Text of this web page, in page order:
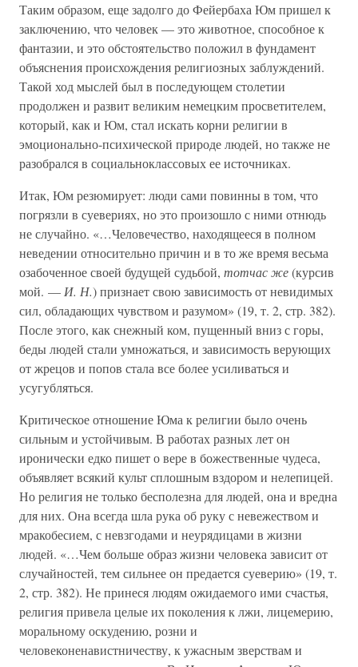
Таким образом, еще задолго до Фейербаха Юм пришел к
заключению, что человек — это животное, способное к
фантазии, и это обстоятельство положил в фундамент
объяснения происхождения религиозных заблуждений.
Такой ход мыслей был в последующем столетии
продолжен и развит великим немецким просветителем,
который, как и Юм, стал искать корни религии в
эмоционально-психической природе людей, но также не
разобрался в социальноклассовых ее источниках.
Итак, Юм резюмирует: люди сами повинны в том, что
погрязли в суевериях, но это произошло с ними отнюдь
не случайно. «…Человечество, находящееся в полном
неведении относительно причин и в то же время весьма
озабоченное своей будущей судьбой, тотчас же(курсив
мой. — И. Н.) признает свою зависимость от невидимых
сил, обладающих чувством и разумом» (19, т. 2, стр. 382).
После этого, как снежный ком, пущенный вниз с горы,
беды людей стали умножаться, и зависимость верующих
от жрецов и попов стала все более усиливаться и
усугубляться.
Критическое отношение Юма к религии было очень
сильным и устойчивым. В работах разных лет он
иронически едко пишет о вере в божественные чудеса,
объявляет всякий культ сплошным вздором и нелепицей.
Но религия не только бесполезна для людей, она и вредна
для них. Она всегда шла рука об руку с невежеством и
мракобесием, с невзгодами и неурядицами в жизни
людей. «…Чем больше образ жизни человека зависит от
случайностей, тем сильнее он предается суеверию» (19, т.
2, стр. 382). Не принеся людям ожидаемого ими счастья,
религия привела целые их поколения к лжи, лицемерию,
моральному оскудению, розни и
человеконенавистничеству, к ужасным зверствам и